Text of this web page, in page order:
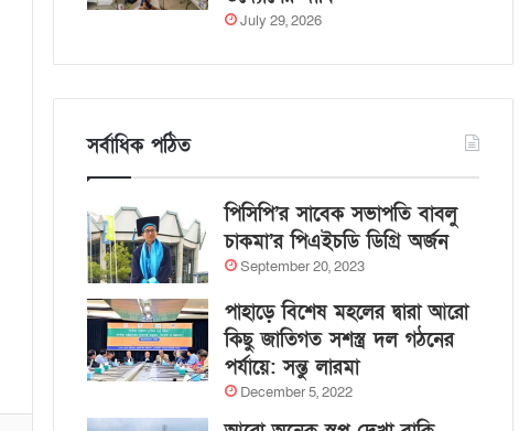
July 29, 2026
সর্বাধিক পঠিত
পিসিপি’র সাবেক সভাপতি বাবলু
চাকমা’র পিএইচডি ডিগ্রি অর্জন
September 20, 2023
পাহাড়ে বিশেষ মহলের দ্বারা আরো
কিছু জাতিগত সশস্ত্র দল গঠনের
পর্যায়ে: সন্তু লারমা
December 5, 2022